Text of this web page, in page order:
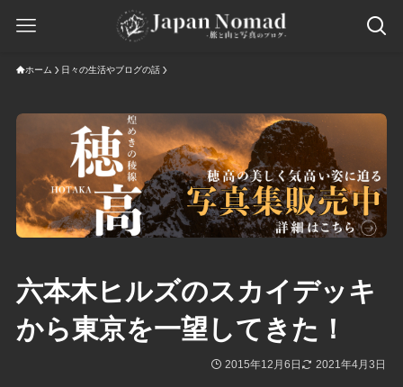
ホーム 日々の生活やブログの話
六本木ヒルズのスカイデッキ
から東京を一望してきた！
2015年12月6日 2021年4月3日